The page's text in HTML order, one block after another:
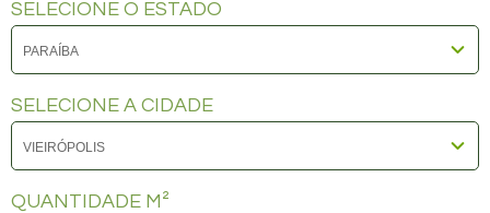
SELECIONE O ESTADO
SELECIONE A CIDADE
QUANTIDADE M²